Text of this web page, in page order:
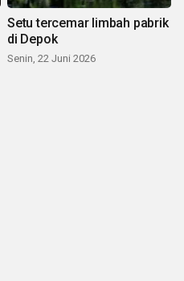
Setu tercemar limbah pabrik
di Depok
Senin, 22 Juni 2026